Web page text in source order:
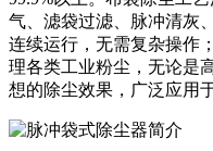
气、滤袋过滤、脉冲清灰
连续运行，无需复杂操作
理各类工业粉尘，无论是
想的除尘效果，广泛应用